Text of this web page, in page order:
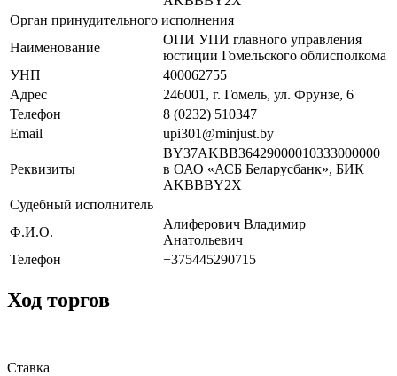
Орган принудительного исполнения
Наименование
ОПИ УПИ главного управления
юстиции Гомельского облисполкома
УНП
400062755
Адрес
246001, г. Гомель, ул. Фрунзе, 6
Телефон
8 (0232) 510347
Email
upi301@minjust.by
Реквизиты
BY37AKBB36429000010333000000
в ОАО «АСБ Беларусбанк», БИК
AKBBBY2X
Судебный исполнитель
Ф.И.О.
Алиферович Владимир
Анатольевич
Телефон
+375445290715
Ход торгов
Ставка